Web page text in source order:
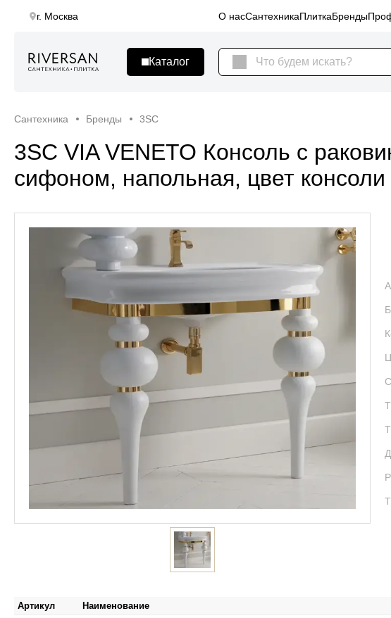
г. Москва О насСантехникаПлиткаБренды
Сантехника Бренды 3SC
3SC VIA VENETO Консоль с
сифоном, напольная, цвет
Артикул Наименование